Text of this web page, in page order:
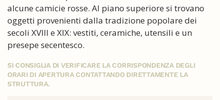
alcune camicie rosse. Al piano superiore si trovano
oggetti provenienti dalla tradizione popolare dei
secoli XVIII e XIX: vestiti, ceramiche, utensili e un
presepe secentesco.
SI CONSIGLIA DI VERIFICARE LA CORRISPONDENZA DEGLI
ORARI DI APERTURA CONTATTANDO DIRETTAMENTE LA
STRUTTURA.